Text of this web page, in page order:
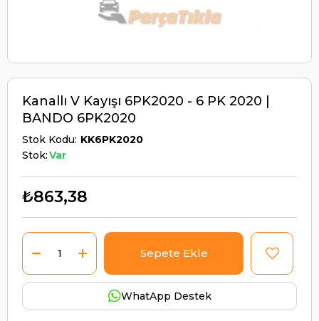
Kanallı V Kayışı 6PK2020 - 6 PK 2020 |
BANDO 6PK2020
Stok Kodu KK6PK2020
Stok:Var
₺863,38
WhatApp Destek